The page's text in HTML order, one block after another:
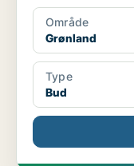
Område
Grønland
Type
Bud